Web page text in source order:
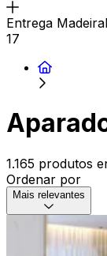
Entrega
17
1.165 produtos
Ordenar por
Mais relevantes